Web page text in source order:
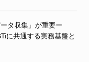
タ収集」が重要ー
に共通する実務基盤と